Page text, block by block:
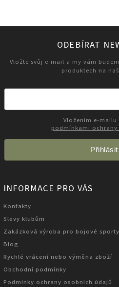
ODEBÍRAT
Vložte svůj e-mail a my vám
produktech na
podmínkami
INFORMACE PRO VÁS
Kontakty
Slevy klubům
Zakázková výroba pro bojové
Blog
Rychlé vrácení nebo výměna zboží
Obchodní podmínky
Podmínky ochrany osobních údajů